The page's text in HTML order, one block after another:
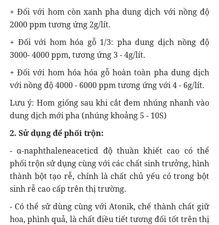
+ Đối với hom còn xanh pha dung dịch với nồng độ
2000 ppm tương ứng 2g/lít.
+ Đối với hom hóa gỗ 1/3: pha dung dịch nồng độ
3000- 4000 ppm, tương ứng 3 - 4g/lít.
+ Đối với hom hóa hóa gỗ hoàn toàn pha dung dịch
với nồng độ 4000 - 6000 ppm tương ứng với 4 - 6g/lít.
Lưu ý: Hom giống sau khi cắt đem nhúng nhanh vào
dung dịch mới pha (nhúng khoảng 5 - 10S)
2. Sử dụng để phối trộn:
- α-naphthaleneaceticd độ thuần khiết cao có thể
phối trộn sử dụng cùng với các chất sinh trưởng, hình
thành bột tạo rễ, chính là chất chủ yếu có trong bột
sinh rễ cao cấp trên thị trường.
- Có thể sử dùng cùng với Atonik, chế thành chất giữ
hoa, phình quả, là chất điều tiết tương đối tốt trên thị